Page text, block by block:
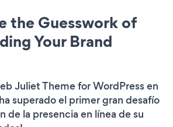
the Guesswork of
Your Brand
Juliet Theme for WordPress en
superado el primer gran desafío
de la presencia en línea de su